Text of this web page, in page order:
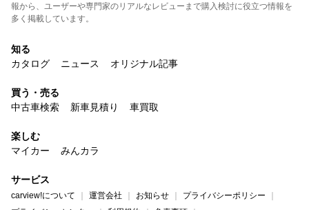
報から、ユーザーや専門家のリアルなレビューまで購入検討に役立つ情報を
多く掲載しています。
知る
カタログ
ニュース オリジナル記事
買う・売る
中古車検索
新車見積り 車買取
楽しむ
マイカー
みんカラ
サービス
carview!について 運営会社 お知らせ
プライバシーポリシー